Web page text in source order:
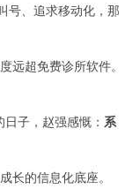
号、追求移动化，那
远超免费诊所软件。
子，赵强感慨： 系
长的信息化底座。